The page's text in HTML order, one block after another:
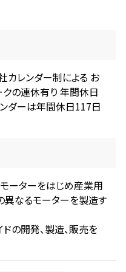
カレンダー制による お
クの連休有り 年間休日
ダーは年間休日117日
ーターをはじめ産業用
異なるモーターを製造す
の開発、製造、販売を